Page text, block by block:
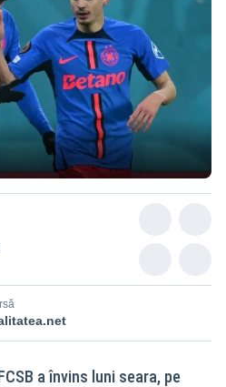
a învins luni seara, pe